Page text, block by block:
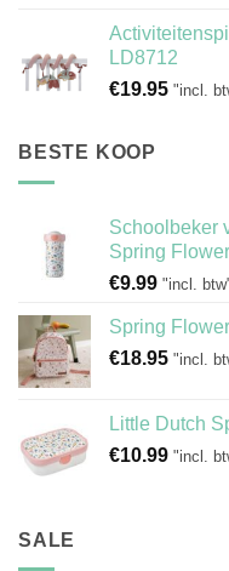
LD8712
€19.95 "incl.
BESTE KOOP
Schoolbeker
Spring
€9.99 "incl.
Spring
€18.95 "incl.
Little Dutch
€10.99 "incl.
SALE